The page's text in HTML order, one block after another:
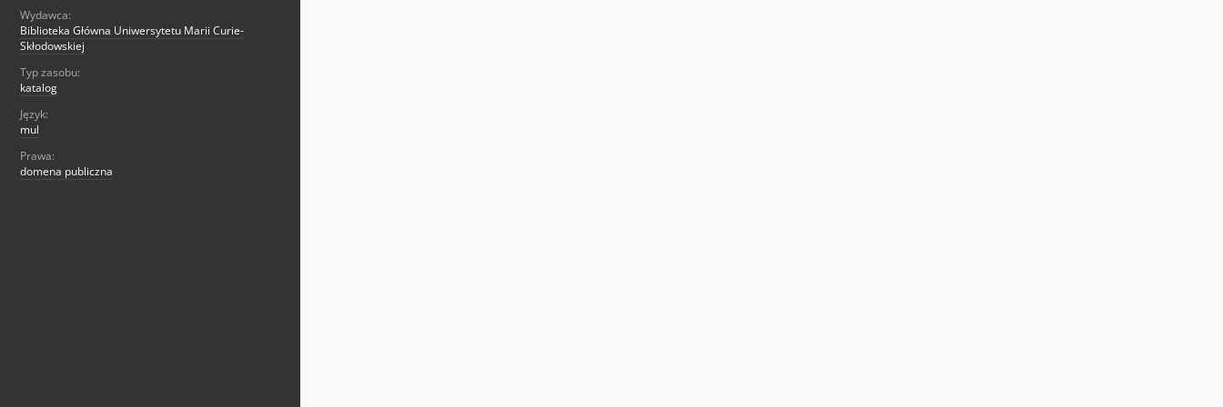
Wydawca:
Biblioteka Główna Uniwersytetu Marii Curie-
Skłodowskiej
Typ zasobu:
katalog
Język:
mul
Prawa:
domena publiczna